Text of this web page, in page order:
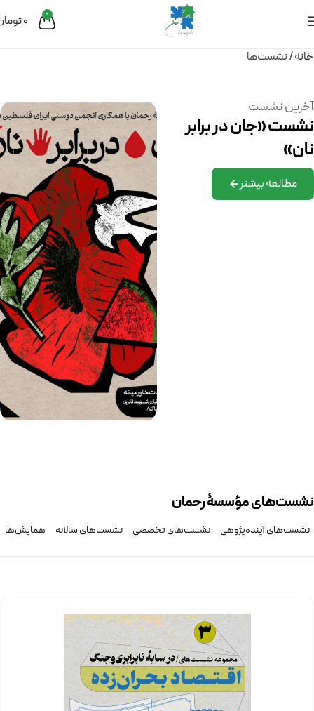
0
0
خانه نشست‌ها
آخرین نشست
نشست «جان در برابر
نان»
مطالعه بیشتر
نشست‌های مؤسسۀ رحمان
نشست‌های آینده‌پژوهی نشست‌های تخصصی نشست‌های سالانه همایش‌ها